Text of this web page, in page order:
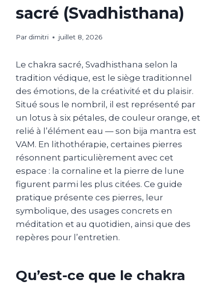
sacré (Svadhisthana)
Par dimitri juillet 8, 2026
Le chakra sacré, Svadhisthana selon la
tradition védique, est le siège traditionnel
des émotions, de la créativité et du plaisir.
Situé sous le nombril, il est représenté par
un lotus à six pétales, de couleur orange, et
relié à l’élément eau — son bija mantra est
VAM. En lithothérapie, certaines pierres
résonnent particulièrement avec cet
espace : la cornaline et la pierre de lune
figurent parmi les plus citées. Ce guide
pratique présente ces pierres, leur
symbolique, des usages concrets en
méditation et au quotidien, ainsi que des
repères pour l’entretien.
Qu’est-ce que le chakra